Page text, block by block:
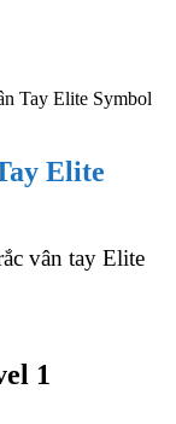
Tay Elite Symbol
Elite
vân tay Elite
1